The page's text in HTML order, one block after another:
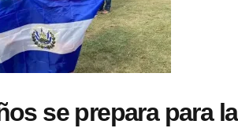
se prepara para la